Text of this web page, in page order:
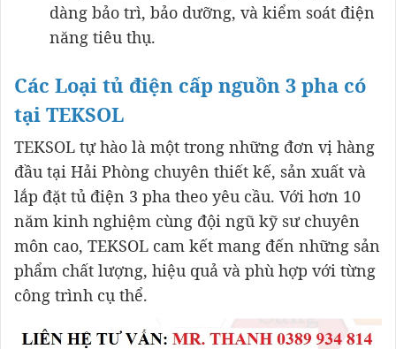
dàng bảo trì, bảo dưỡng, và kiểm soát điện
năng tiêu thụ.
Các Loại tủ điện cấp nguồn 3 pha có
tại TEKSOL
TEKSOL tự hào là một trong những đơn vị hàng
đầu tại Hải Phòng chuyên thiết kế, sản xuất và
lắp đặt tủ điện 3 pha theo yêu cầu. Với hơn 10
năm kinh nghiệm cùng đội ngũ kỹ sư chuyên
môn cao, TEKSOL cam kết mang đến những sản
phẩm chất lượng, hiệu quả và phù hợp với từng
công trình cụ thể.